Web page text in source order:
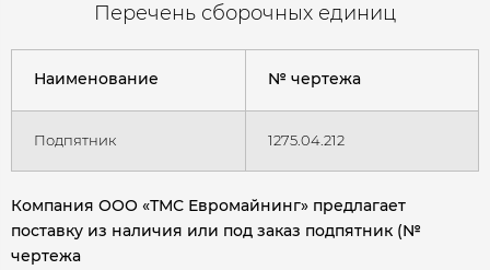
Перечень сборочных единиц
Наименование № чертежа
Подпятник 1275.04.212
Компания ООО «ТМС Евромайнинг» предлагает
поставку из наличия или под заказ подпятник (№
чертежа